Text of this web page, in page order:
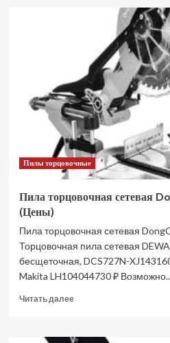
торцовочная
DongCheng
DJX09-
255
(Цены)
Пилы торцовочные
Пила торцовочная сетевая
(Цены)
Пила торцовочная сетевая
Торцовочная пила сетевая
бесщеточная, DCS727N-
Makita LH104044730 ₽
Читать далееПрочитать
Пила